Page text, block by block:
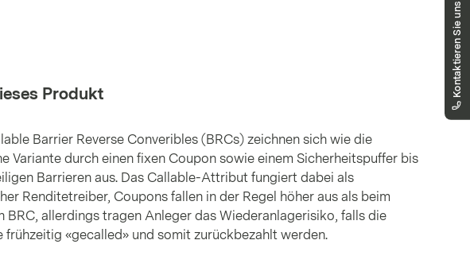
Produkt
Barrier Reverse Converibles (BRCs) zeichnen sich wie die
Variante durch einen fixen Coupon sowie einem Sicherheitspuffer bis
Barrieren aus. Das Callable-Attribut fungiert dabei als
Renditetreiber, Coupons fallen in der Regel höher aus als beim
BRC, allerdings tragen Anleger das Wiederanlagerisiko, falls die
frühzeitig «gecalled» und somit zurückbezahlt werden.
Kontaktieren Sie uns